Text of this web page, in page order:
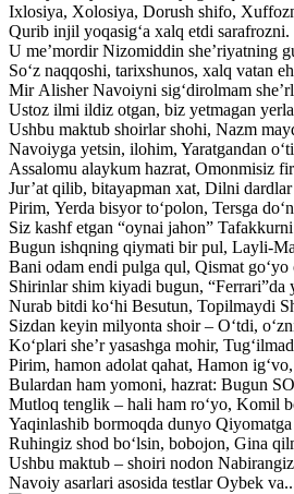
Ixlosiya, Xolosiya, Dorush shifo,
Qurib injil yoqasig‘a xalq etdi sarafrozni.
U me’mordir Nizomiddin she’riyatning
So‘z naqqoshi, tarixshunos, xalq vatan
Mir Alisher Navoiyni sig‘dirolmam
Ustoz ilmi ildiz otgan, biz yetmagan
Ushbu maktub shoirlar shohi, Nazm
Navoiyga yetsin, ilohim, Yaratgandan
Assalomu alaykum hazrat, Omonmisiz
Jur’at qilib, bitayapman xat, Dilni dardlar
Pirim, Yerda bisyor to‘polon, Tersga
Siz kashf etgan “oynai jahon”
Bugun ishqning qiymati bir pul, Layli-
Bani odam endi pulga qul, Qismat go‘yo
Shirinlar shim kiyadi bugun, “Ferrari”da
Nurab bitdi ko‘hi Besutun, Topilmaydi
Sizdan keyin milyonta shoir – O‘tdi,
Ko‘plari she’r yasashga mohir,
Pirim, hamon adolat qahat, Hamon
Bulardan ham yomoni, hazrat: Bugun
Mutloq tenglik – hali ham ro‘yo, Komil
Yaqinlashib bormoqda dunyo Qiyomatga
Ruhingiz shod bo‘lsin, bobojon, Gina
Ushbu maktub – shoiri nodon
Navoiy asarlari asosida testlar Oybek